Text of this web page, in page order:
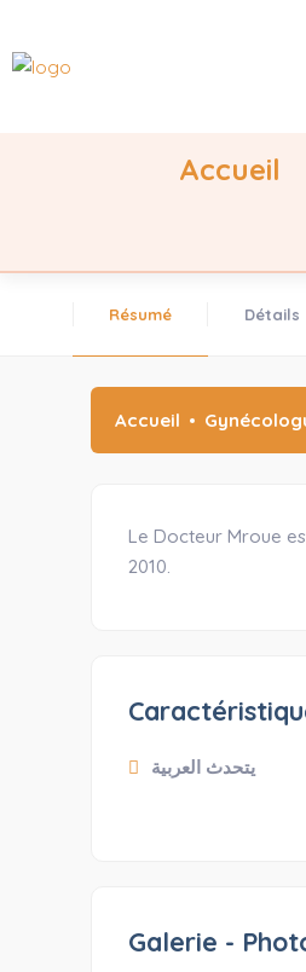
Accueil
Résumé Détails
Accueil
Le Docteur Mroue
2010.
يتحدث العربية
Galerie -